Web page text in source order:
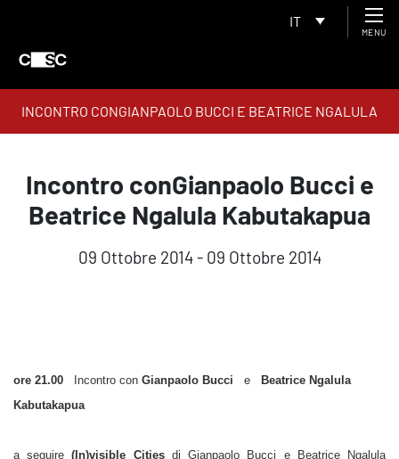
IT
MENU
INCONTRO CONGIANPAOLO BUCCI E BEATRICE NGALULA
KABUTAKAPUA
Incontro conGianpaolo Bucci e
Beatrice Ngalula Kabutakapua
09 Ottobre 2014 - 09 Ottobre 2014
ore 21.00 Incontro con Gianpaolo Bucci e
Beatrice Ngalula
Kabutakapua
a seguire(In)visible Citiesdi Gianpaolo Bucci e Beatrice Ngalula